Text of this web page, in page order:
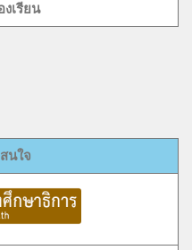
งเรียน
นใจ